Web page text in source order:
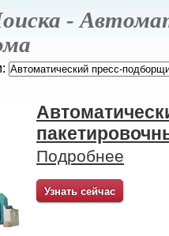
-
Подробнее
Узнать сейчас